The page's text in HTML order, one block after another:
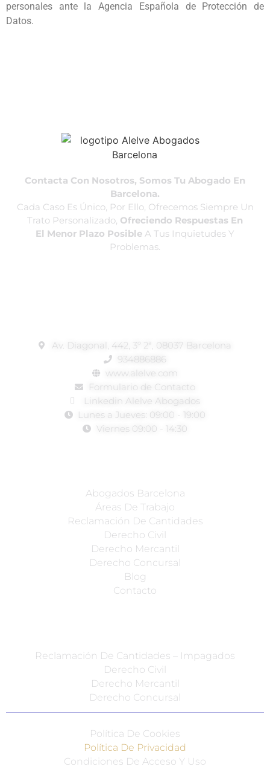
personales ante la Agencia Española de Protección de
Datos.
Contacta Con Nosotros, Somos Tu Abogado En
Barcelona.
Cada Caso Es Único, Por Ello, Ofrecemos Siempre Un
Trato Personalizado, Ofreciendo Respuestas En
El Menor Plazo Posible A Tus Inquietudes Y
Problemas.
Av. Diagonal, 442, 3º 2ª, 08037 Barcelona
934886886
www.alelve.com
Formulario de Contacto
Linkedin Alelve Abogados
Lunes a Jueves: 09:00 - 19:00
Viernes 09:00 - 14:30
Abogados Barcelona
Áreas De Trabajo
Reclamación De Cantidades
Derecho Civil
Derecho Mercantil
Derecho Concursal
Blog
Contacto
Reclamación De Cantidades – Impagados
Derecho Civil
Derecho Mercantil
Derecho Concursal
Política De Cookies
Política De Privacidad
Condiciones De Acceso Y Uso